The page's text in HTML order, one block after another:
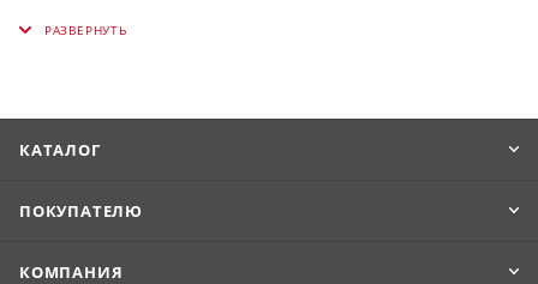
Использование таких планок облегчает процесс
КАТАЛОГ
ПОКУПАТЕЛЮ
КОМПАНИЯ